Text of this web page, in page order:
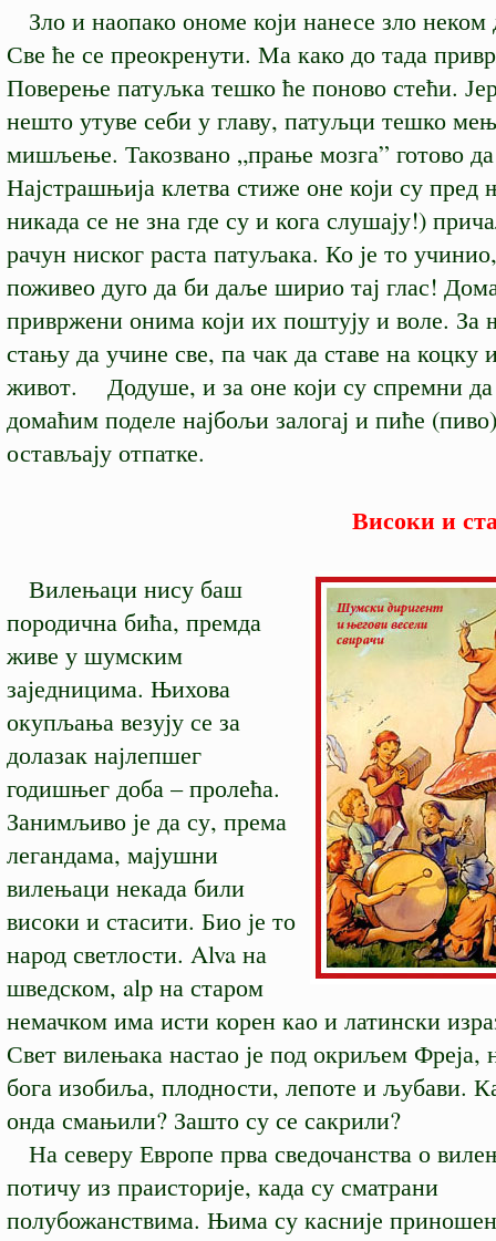
Зло и наопако ономе који нанесе зло
Све ће се преокренути. Ма како до тада
Поверење патуљка тешко ће поново стећи.
нешто утуве себи у главу, патуљци тешко
мишљење. Такозвано „прање мозга” готово
Најстрашњија клетва стиже оне који су пред
никада се не зна где су и кога слушају!)
рачун ниског раста патуљака. Ко је то
поживео дуго да би даље ширио тај глас!
привржени онима који их поштују и воле. За
стању да учине све, па чак да ставе на коцку
живот. Додуше, и за оне који су спремни да
домаћим поделе најбољи залогај и пиће
остављају отпатке.
Високи и
Вилењаци нису баш
породична бића, премда
живе у шумским
заједницима. Њихова
окупљања везују се за
долазак најлепшег
годишњег доба – пролећа.
Занимљиво је да су, према
легандама, мајушни
вилењаци некада били
високи и стасити. Био је то
народ светлости. Alva на
шведском, alp на старом
немачком има исти корен као и латински
Свет вилењака настао је под окриљем Фреја,
бога изобиља, плодности, лепоте и љубави.
онда смањили? Зашто су се сакрили?
На северу Европе прва сведочанства о
потичу из праисторије, када су сматрани
полубожанствима. Њима су касније